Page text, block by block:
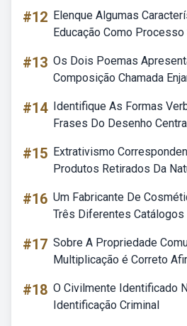
#12 Elenque Algumas
Educação Como
#13 Os Dois Poemas
Composição Chamada
#14 Identifique As Formas
Frases Do Desenho
#15 Extrativismo
Produtos Retirados Da
#16 Um Fabricante De
Três Diferentes Catálogos
#17 Sobre A Propriedade
Multiplicação é Correto
#18 O Civilmente Identificado
Identificação Criminal